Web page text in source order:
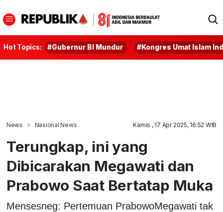
Hot Topics: #Gubernur BI Mundur #Kongres Umat Islam
News Nasional News Kamis , 17 Apr 2025, 16:52 WIB
Terungkap, ini yang
Dibicarakan Megawati dan
Prabowo Saat Bertatap Muka
Mensesneg: Pertemuan PrabowoMegawati tak